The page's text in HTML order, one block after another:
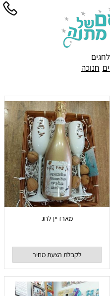
חנוכה
מארז יין לחג
לקבלת הצעת מחיר